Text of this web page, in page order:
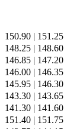
150.90 | 151.25
148.25 | 148.60
146.85 | 147.20
146.00 | 146.35
145.95 | 146.30
143.30 | 143.65
141.30 | 141.60
151.40 | 151.75